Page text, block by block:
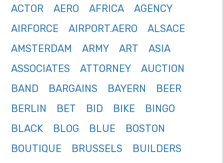
ACTOR
AERO AFRICA
AGENCY
AIRFORCE
AIRPORT.AERO
ALSACE
AMSTERDAM
ARMY ART
ASIA
ASSOCIATES
ATTORNEY
AUCTION
BAND
BARGAINS BAYERN
BEER
BERLIN
BET BID BIKE
BINGO
BLACK
BLOG BLUE
BOSTON
BOUTIQUE
BRUSSELS
BUILDERS